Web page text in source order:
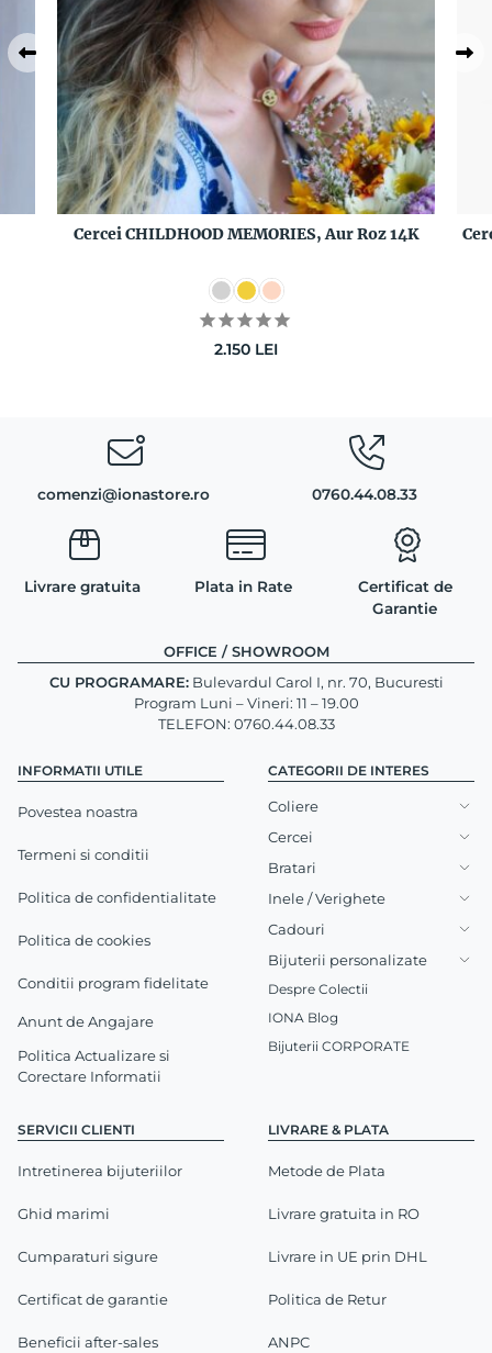
Cercei CHILDHOOD MEMORIES, Aur Roz 14K
2.150 LEI
comenzi@ionastore.ro 0760.44.08.33
Livrare gratuita Plata in Rate
Certificat de
Garantie
INFORMATII UTILE
Povestea noastra
Termeni si conditii
Politica de confidentialitate
Politica de cookies
Conditii program fidelitate
Anunt de Angajare
Politica Actualizare si
Corectare Informatii
SERVICII CLIENTI
Intretinerea bijuteriilor
Ghid marimi
Cumparaturi sigure
Certificat de garantie
Beneficii after-sales
LIVRARE & PLATA
Metode de Plata
Livrare gratuita in RO
Livrare in UE prin DHL
Politica de Retur
ANPC
OFFICE / SHOWROOM
CU PROGRAMARE:Bulevardul Carol I, nr. 70, Bucuresti
Program Luni – Vineri: 11 – 19.00
TELEFON: 0760.44.08.33
CATEGORII DE INTERES
Coliere
Cercei
Bratari
Inele / Verighete
Cadouri
Bijuterii personalizate
Despre Colectii
IONA Blog
Bijuterii CORPORATE